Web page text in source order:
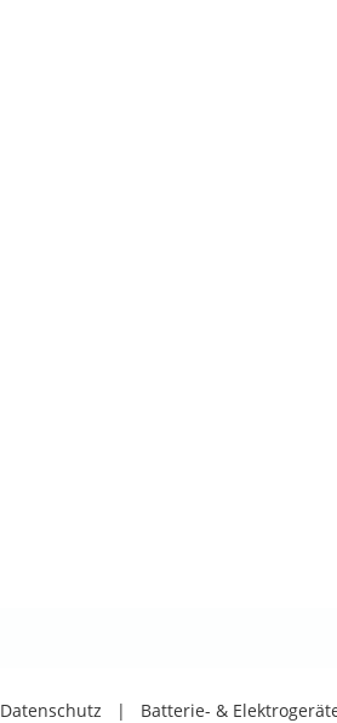
Datenschutz | Batterie- &